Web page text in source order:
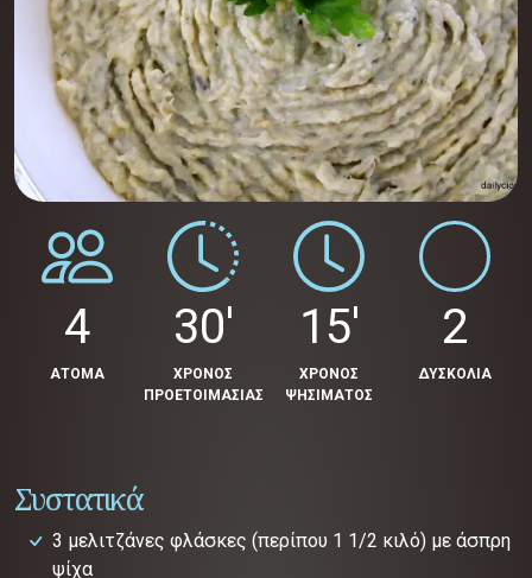
4
ΑΤΟΜΑ
30'
ΧΡΟΝΟΣ
ΠΡΟΕΤΟΙΜΑΣΙΑΣ
15'
ΧΡΟΝΟΣ
ΨΗΣΙΜΑΤΟΣ
2
ΔΥΣΚΟΛΙΑ
Συστατικά
3 μελιτζάνες φλάσκες (περίπου 1 1/2 κιλό) με άσπρη
ψίχα